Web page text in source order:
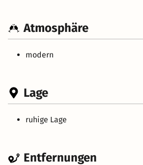
Atmosphäre
modern
Lage
ruhige Lage
Entfernungen